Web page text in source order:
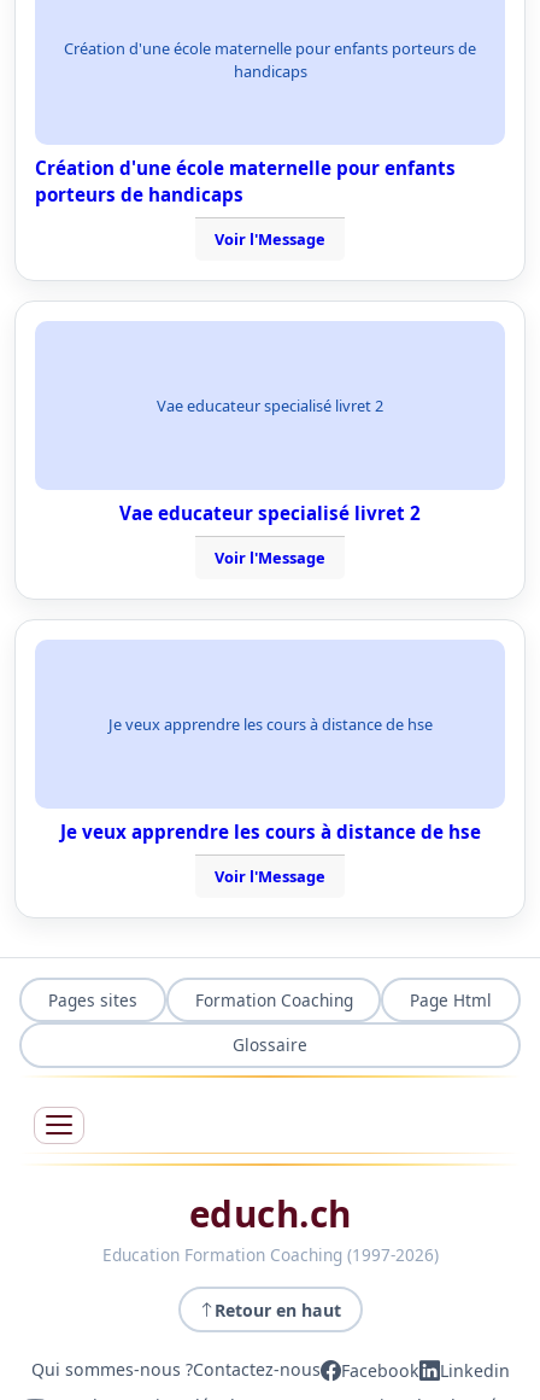
Création d'une école maternelle pour enfants porteurs de
handicaps
Création d'une école maternelle pour enfants
porteurs de handicaps
Voir l'Message
Vae educateur specialisé livret 2
Vae educateur specialisé livret 2
Voir l'Message
Je veux apprendre les cours à distance de hse
Je veux apprendre les cours à distance de hse
Voir l'Message
Pages sites Formation Coaching
Page Html
Glossaire
educh.ch
Education Formation Coaching (1997-2026)
Retour en haut
Qui sommes-nous ?Contactez-nous Facebook
Linkedin